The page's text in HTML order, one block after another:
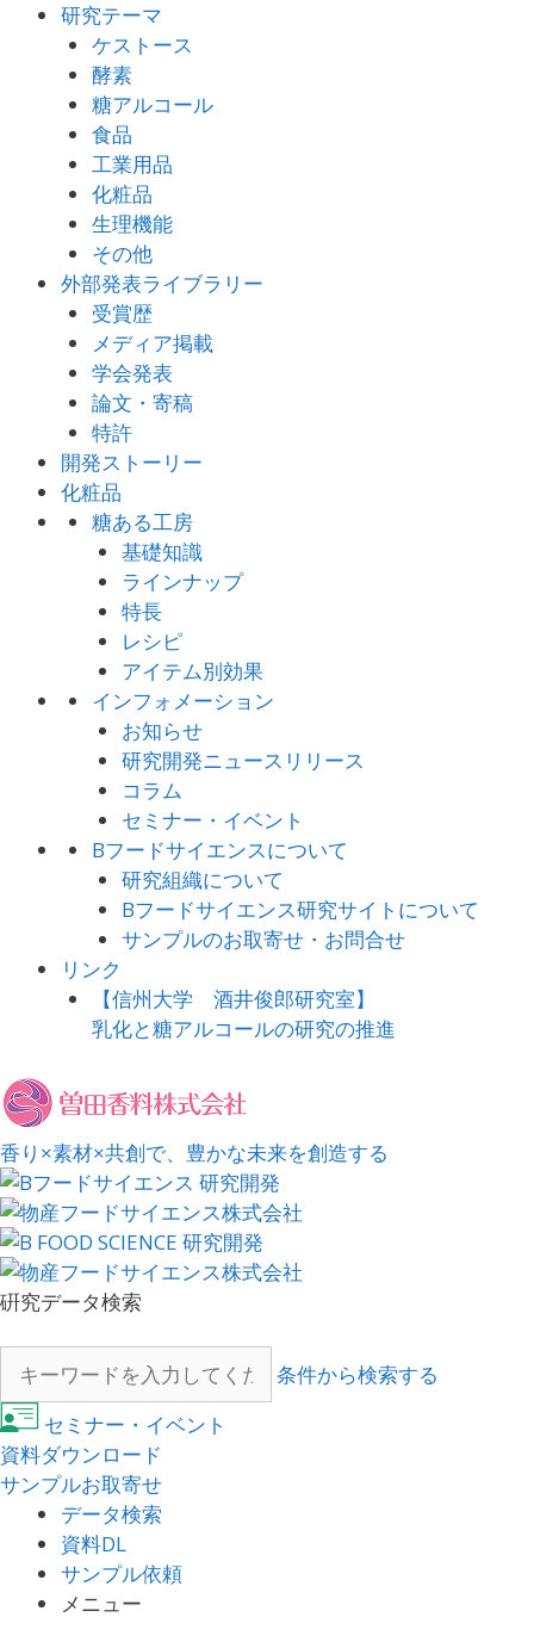
研究テーマ
ケストース
酵素
糖アルコール
食品
工業用品
化粧品
生理機能
その他
外部発表ライブラリー
受賞歴
メディア掲載
学会発表
論文・寄稿
特許
開発ストーリー
化粧品
糖ある工房
基礎知識
ラインナップ
特長
レシピ
アイテム別効果
インフォメーション
お知らせ
研究開発ニュースリリース
コラム
セミナー・イベント
Bフードサイエンスについて
研究組織について
Bフードサイエンス研究サイトについて
サンプルのお取寄せ・お問合せ
リンク
【信州大学 酒井俊郎研究室】
乳化と糖アルコールの研究の推進
香り×素材×共創で、豊かな未来を創造する
硏究データ検索
条件から検索する
セミナー・イベント
資料ダウンロード
サンプルお取寄せ
データ検索
資料DL
サンプル依頼
メニュー